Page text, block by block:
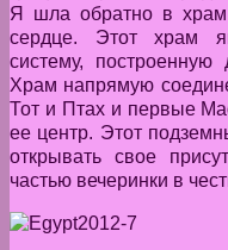
Я шла обратно в
сердце. Этот храм
систему,
Храм напрямую
Тот и Птах и первые
ее центр. Этот
открывать свое
частью вечеринки в